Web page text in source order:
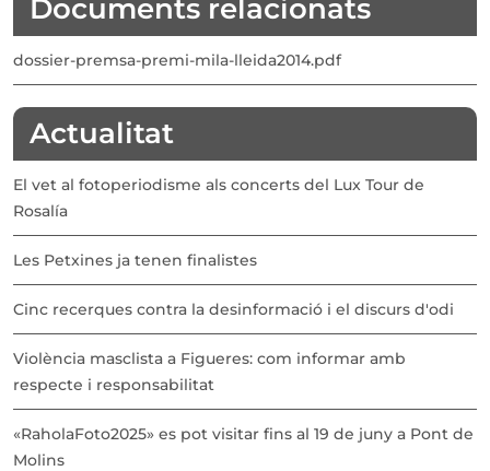
Documents relacionats
dossier-premsa-premi-mila-lleida2014.pdf
Actualitat
El vet al fotoperiodisme als concerts del Lux Tour de
Rosalía
Les Petxines ja tenen finalistes
Cinc recerques contra la desinformació i el discurs d'odi
Violència masclista a Figueres: com informar amb
respecte i responsabilitat
«RaholaFoto2025» es pot visitar fins al 19 de juny a Pont de
Molins